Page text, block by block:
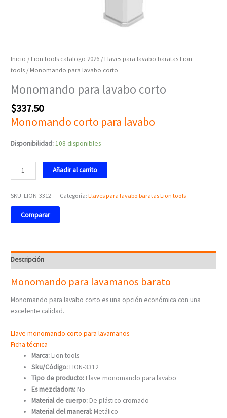
Inicio / Lion tools catalogo 2026 / Llaves para lavabo baratas Lion
tools / Monomando para lavabo corto
Monomando para lavabo corto
$337.50
Monomando corto para lavabo
Disponibilidad:108 disponibles
Añadir al carrito
SKU: LION-3312 Categoría:Llaves para lavabo baratas Lion tools
Comparar
Descripción
Monomando para lavamanos barato
Monomando para lavabo corto es una opción económica con una
excelente calidad.
Llave monomando corto para lavamanos
Ficha técnica
Marca: Lion tools
Sku/Código: LION-3312
Tipo de producto: Llave monomando para lavabo
Es mezcladora: No
Material de cuerpo: De plástico cromado
Material del maneral: Metálico